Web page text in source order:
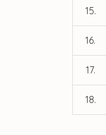
15.
16.
17.
18.